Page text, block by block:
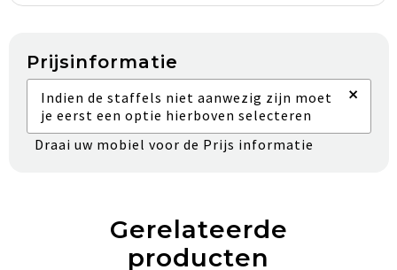
Prijsinformatie
Indien de staffels niet aanwezig zijn moet
je eerst een optie hierboven selecteren
×
Draai uw mobiel voor de Prijs informatie
Gerelateerde
producten